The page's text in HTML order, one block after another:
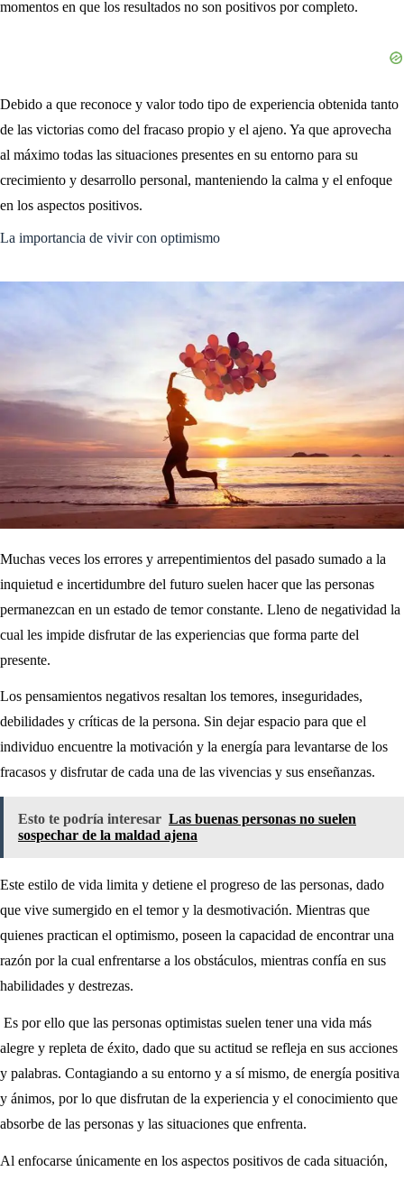
momentos en que los resultados no son positivos por completo.
Debido a que reconoce y valor todo tipo de experiencia obtenida tanto
de las victorias como del fracaso propio y el ajeno. Ya que aprovecha
al máximo todas las situaciones presentes en su entorno para su
crecimiento y desarrollo personal, manteniendo la calma y el enfoque
en los aspectos positivos.
La importancia de vivir con optimismo
Muchas veces los errores y arrepentimientos del pasado sumado a la
inquietud e incertidumbre del futuro suelen hacer que las personas
permanezcan en un estado de temor constante. Lleno de negatividad la
cual les impide disfrutar de las experiencias que forma parte del
presente.
Los pensamientos negativos resaltan los temores, inseguridades,
debilidades y críticas de la persona. Sin dejar espacio para que el
individuo encuentre la motivación y la energía para levantarse de los
fracasos y disfrutar de cada una de las vivencias y sus enseñanzas.
Esto te podría interesar Las buenas personas no suelen
sospechar de la maldad ajena
Este estilo de vida limita y detiene el progreso de las personas, dado
que vive sumergido en el temor y la desmotivación. Mientras que
quienes practican el optimismo, poseen la capacidad de encontrar una
razón por la cual enfrentarse a los obstáculos, mientras confía en sus
habilidades y destrezas.
Es por ello que las personas optimistas suelen tener una vida más
alegre y repleta de éxito, dado que su actitud se refleja en sus acciones
y palabras. Contagiando a su entorno y a sí mismo, de energía positiva
y ánimos, por lo que disfrutan de la experiencia y el conocimiento que
absorbe de las personas y las situaciones que enfrenta.
Al enfocarse únicamente en los aspectos positivos de cada situación,